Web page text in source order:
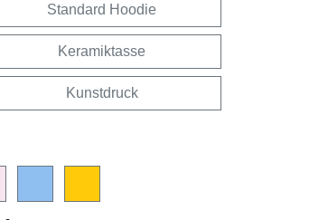
Standard Hoodie
Keramiktasse
Kunstdruck